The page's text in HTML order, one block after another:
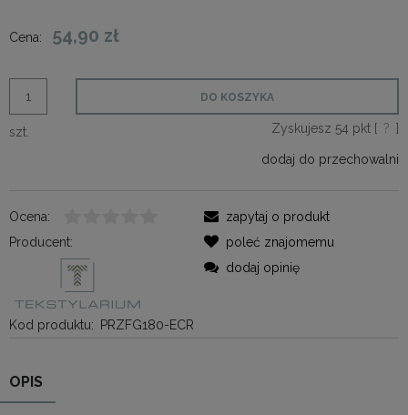
Cena: 54,90 zł
szt.
DO KOSZYKA
Zyskujesz 54 pkt [ ? ]
dodaj do przechowalni
Ocena:
Producent:
Kod produktu: PRZFG180-ECR
zapytaj o produkt
poleć znajomemu
dodaj opinię
OPIS